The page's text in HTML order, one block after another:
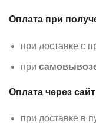
Оплата при
при доставке с
при
Оплата через
при доставке в